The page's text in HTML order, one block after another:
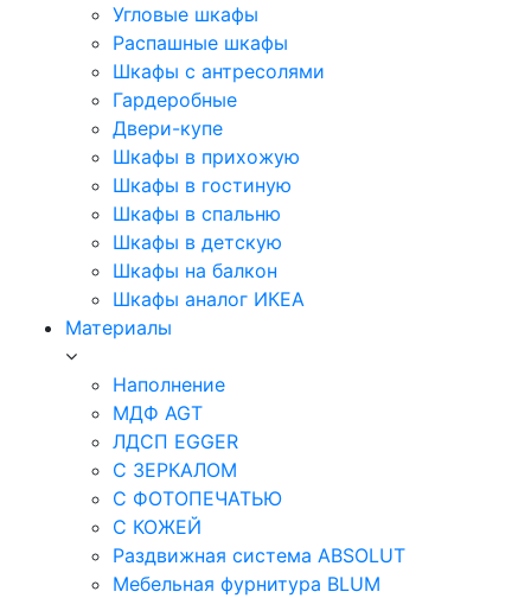
Угловые шкафы
Распашные шкафы
Шкафы с антресолями
Гардеробные
Двери-купе
Шкафы в прихожую
Шкафы в гостиную
Шкафы в спальню
Шкафы в детскую
Шкафы на балкон
Шкафы аналог ИКЕА
Материалы
Наполнение
МДФ AGT
ЛДСП EGGER
С ЗЕРКАЛОМ
С ФОТОПЕЧАТЬЮ
С КОЖЕЙ
Раздвижная система ABSOLUT
Мебельная фурнитура BLUM